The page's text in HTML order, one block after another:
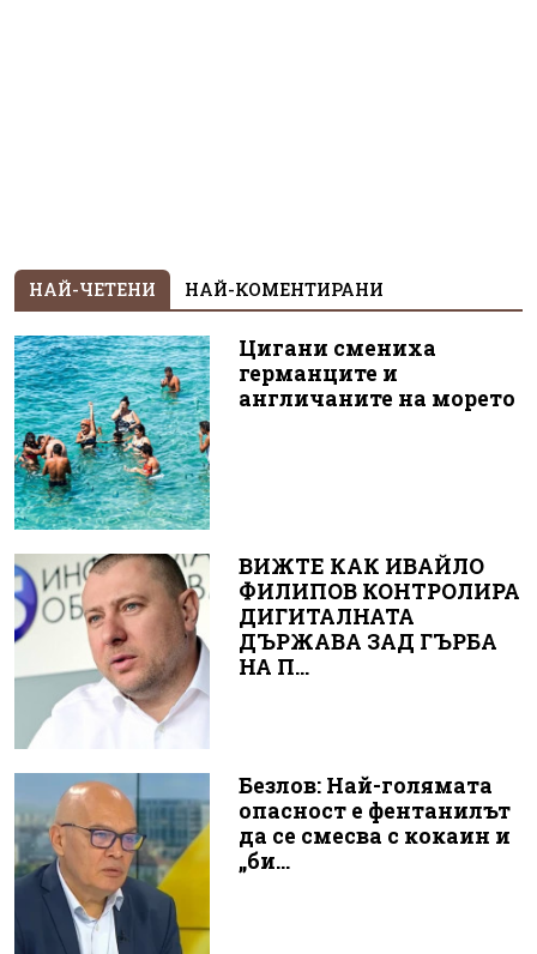
НАЙ-ЧЕТЕНИ НАЙ-КОМЕНТИРАНИ
Цигани смениха
германците и
англичаните на морето
ВИЖТЕ КАК ИВАЙЛО
ФИЛИПОВ КОНТРОЛИРА
ДИГИТАЛНАТА
ДЪРЖАВА ЗАД ГЪРБА
НА П...
Безлов: Най-голямата
опасност е фентанилът
да се смесва с кокаин и
„би...